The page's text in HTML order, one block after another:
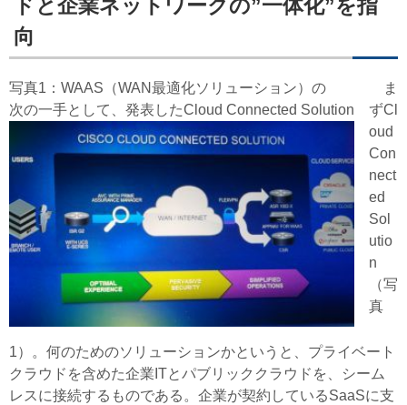
ドと企業ネットワークの”一体化”を指
向
写真1：WAAS（WAN最適化ソリューション）の
次の一手として、発表したCloud Connected Solution
ま
ずCl
oud
Con
nect
ed
Sol
utio
n
（写
真
1）。何のためのソリューションかというと、プライベート
クラウドを含めた企業ITとパブリッククラウドを、シーム
レスに接続するものである。企業が契約しているSaaSに支